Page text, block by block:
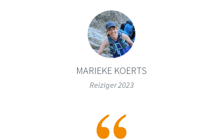
MARIEKE KOERTS
Reiziger 2023